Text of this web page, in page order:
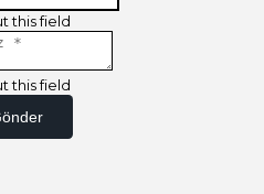
this field
this field